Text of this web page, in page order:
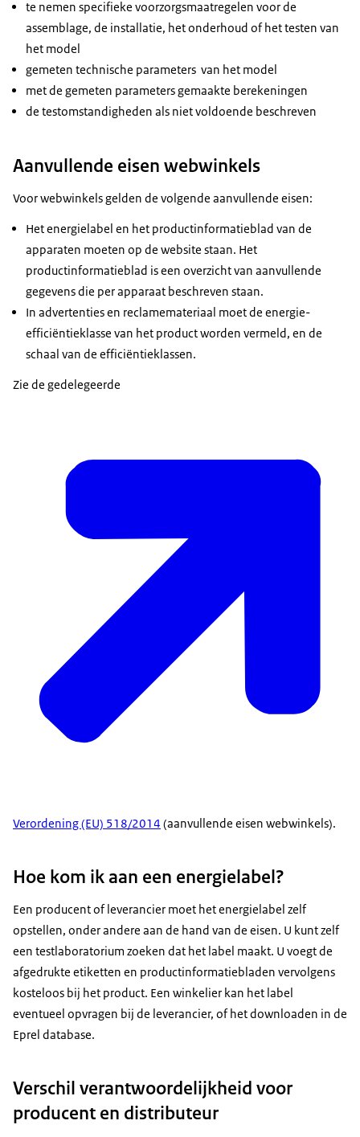
te nemen specifieke voorzorgsmaatregelen voor de
assemblage, de installatie, het onderhoud of het testen van
het model
gemeten technische parameters van het model
met de gemeten parameters gemaakte berekeningen
de testomstandigheden als niet voldoende beschreven
Aanvullende eisen webwinkels
Voor webwinkels gelden de volgende aanvullende eisen:
Het energielabel en het productinformatieblad van de
apparaten moeten op de website staan. Het
productinformatieblad is een overzicht van aanvullende
gegevens die per apparaat beschreven staan.
In advertenties en reclamemateriaal moet de energie-
efficiëntieklasse van het product worden vermeld, en de
schaal van de efficiëntieklassen.
Zie de gedelegeerde
Verordening (EU) 518/2014 (aanvullende eisen webwinkels).
Hoe kom ik aan een energielabel?
Een producent of leverancier moet het energielabel zelf
opstellen, onder andere aan de hand van de eisen. U kunt zelf
een testlaboratorium zoeken dat het label maakt. U voegt de
afgedrukte etiketten en productinformatiebladen vervolgens
kosteloos bij het product. Een winkelier kan het label
eventueel opvragen bij de leverancier, of het downloaden in de
Eprel database.
Verschil verantwoordelijkheid voor
producent en distributeur